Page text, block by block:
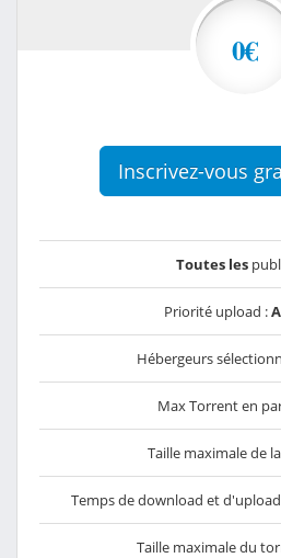
0€
Inscrivez-vous
Toutes les
Priorité upload :
Hébergeurs
Max Torrent en
Taille maximale de
Temps de download et
Taille maximale du